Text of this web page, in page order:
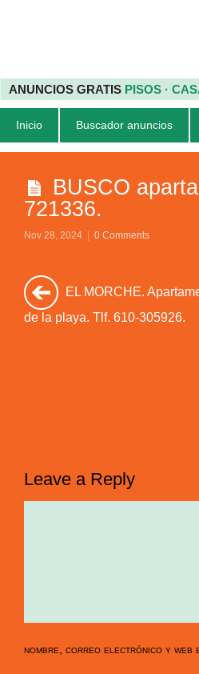
ANUNCIOS GRATIS PISOS ·
Inicio Buscador anuncios
BUSCO
721336.
Nov 28, 2024 0 Comments
EL MORCHE.
de la playa. Tlf. 610-305926.
Leave a Reply
nombre, correo electrónico y web